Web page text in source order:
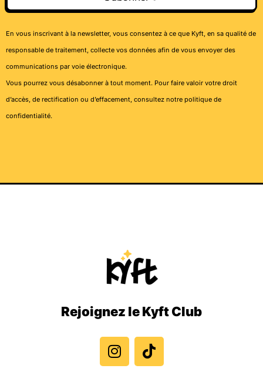
En vous inscrivant à la newsletter, vous consentez à ce que Kyft, en sa qualité de
responsable de traitement, collecte vos données afin de vous envoyer des
communications par voie électronique.
Vous pourrez vous désabonner à tout moment. Pour faire valoir votre droit
d’accès, de rectification ou d’effacement, consultez notre politique de
confidentialité.
Rejoignez le Kyft Club
n
s
t
i
k
t